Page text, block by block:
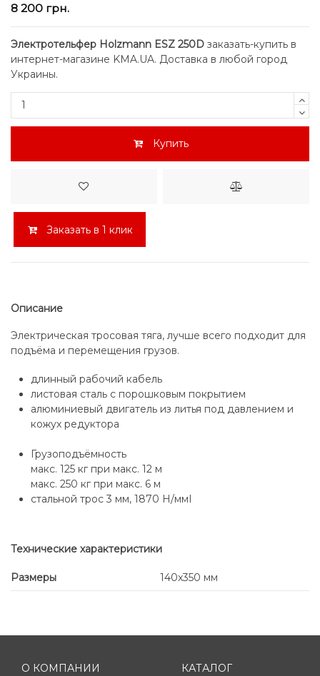
8 200 грн.
Электротельфер Holzmann ESZ 250D заказать-купить в
интернет-магазине KMA.UA. Доставка в любой город
Украины.
Купить
Заказать в 1 клик
Описание
Электрическая тросовая тяга, лучше всего подходит для
подъёма и перемещения грузов.
длинный рабочий кабель
листовая сталь с порошковым покрытием
алюминиевый двигатель из литья под давлением и
кожух редуктора
Грузоподъёмность
макс. 125 кг при макс. 12 м
макс. 250 кг при макс. 6 м
стальной трос 3 мм, 1870 Н/ммІ
Технические характеристики
Размеры 140x350 мм
О КОМПАНИИ
КАТАЛОГ